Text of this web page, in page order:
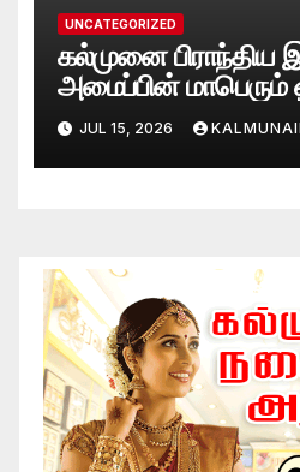
UNCATEGORIZED
கல்முனை
அமைப்பின் மாபெரும்
சிறப்பாக நடைபெற்றது
JUL 15, 2026